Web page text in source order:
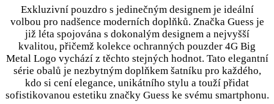
Exkluzivní pouzdro s jedinečným designem je ideální
volbou pro nadšence moderních doplňků. Značka Guess je
již léta spojována s dokonalým designem a nejvyšší
kvalitou, přičemž kolekce ochranných pouzder 4G Big
Metal Logo vychází z těchto stejných hodnot. Tato elegantní
série obalů je nezbytným doplňkem šatníku pro každého,
kdo si cení elegance, unikátního stylu a touží přidat
sofistikovanou estetiku značky Guess ke svému smartphonu.